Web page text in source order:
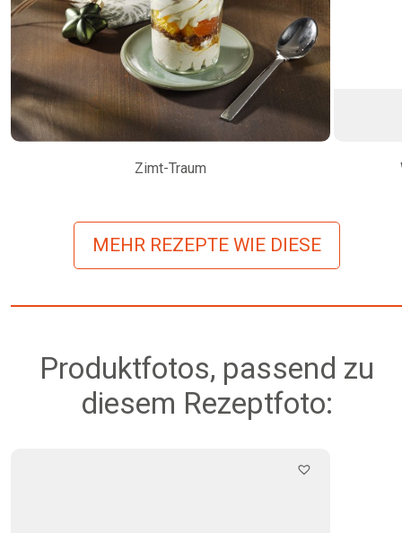
Zimt-Traum
MEHR REZEPTE WIE DIESE
Produktfotos, passend zu
diesem Rezeptfoto: